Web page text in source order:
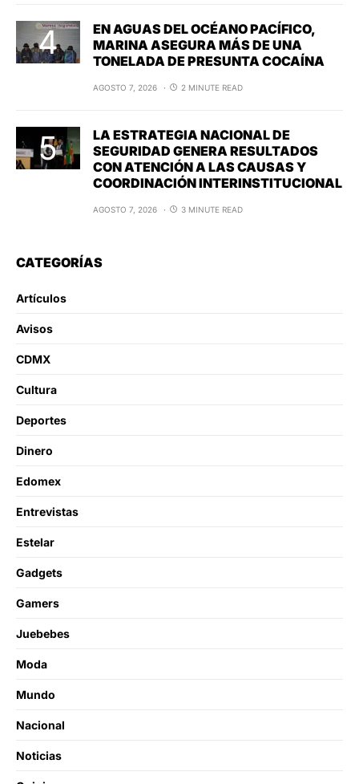
EN AGUAS DEL OCÉANO PACÍFICO,
MARINA ASEGURA MÁS DE UNA
TONELADA DE PRESUNTA COCAÍNA
AGOSTO 7, 2026 2 MINUTE READ
LA ESTRATEGIA NACIONAL DE
SEGURIDAD GENERA RESULTADOS
CON ATENCIÓN A LAS CAUSAS Y
COORDINACIÓN INTERINSTITUCIONAL
AGOSTO 7, 2026 3 MINUTE READ
CATEGORÍAS
Artículos
Avisos
CDMX
Cultura
Deportes
Dinero
Edomex
Entrevistas
Estelar
Gadgets
Gamers
Juebebes
Moda
Mundo
Nacional
Noticias